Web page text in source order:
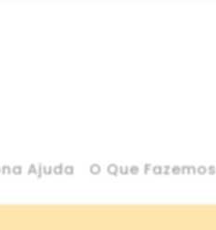
Ajuda O Que Fazemos